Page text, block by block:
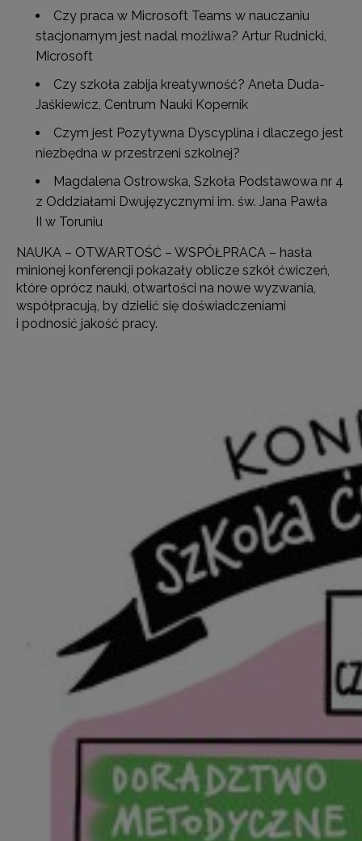
Czy praca w Microsoft Teams w nauczaniu
stacjonarnym jest nadal możliwa? Artur Rudnicki,
Microsoft
Czy szkoła zabija kreatywność? Aneta Duda-
Jaśkiewicz, Centrum Nauki Kopernik
Czym jest Pozytywna Dyscyplina i dlaczego jest
niezbędna w przestrzeni szkolnej?
Magdalena Ostrowska, Szkoła Podstawowa nr 4
z Oddziałami Dwujęzycznymi im. św. Jana Pawła
II w Toruniu
NAUKA – OTWARTOŚĆ – WSPÓŁPRACA – hasła
minionej konferencji pokazały oblicze szkół ćwiczeń,
które oprócz nauki, otwartości na nowe wyzwania,
współpracują, by dzielić się doświadczeniami
i podnosić jakość pracy.